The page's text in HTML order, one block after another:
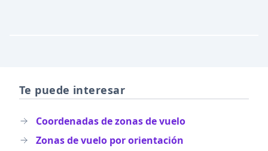
Te puede interesar
Coordenadas de zonas de vuelo
Zonas de vuelo por orientación